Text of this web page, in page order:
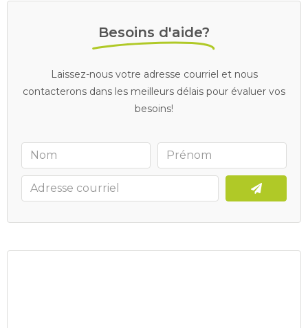
Besoins d'aide?
Laissez-nous votre adresse courriel et nous
contacterons dans les meilleurs délais pour évaluer vos
besoins!